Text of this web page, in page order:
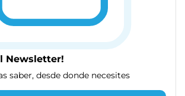
Newsletter!
saber, desde donde necesites